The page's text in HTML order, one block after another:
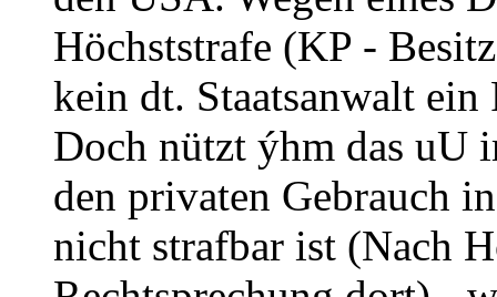
Höchststrafe (KP -
kein dt. Staatsanwalt
Doch nützt ýhm das uU
den privaten Gebrauch
nicht strafbar ist (Nach